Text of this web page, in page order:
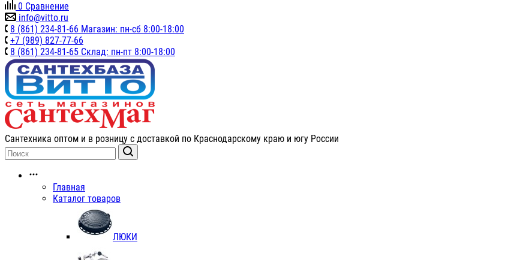
0 Сравнение
info@vitto.ru
8 (861) 234-81-66 Магазин: пн-сб 8:00-18:00
+7 (989) 827-77-66
8 (861) 234-81-65 Склад: пн-пт 8:00-18:00
Сантехника оптом и в розницу с доставкой по Краснодарскому краю и югу России
Главная
Каталог товаров
ЛЮКИ